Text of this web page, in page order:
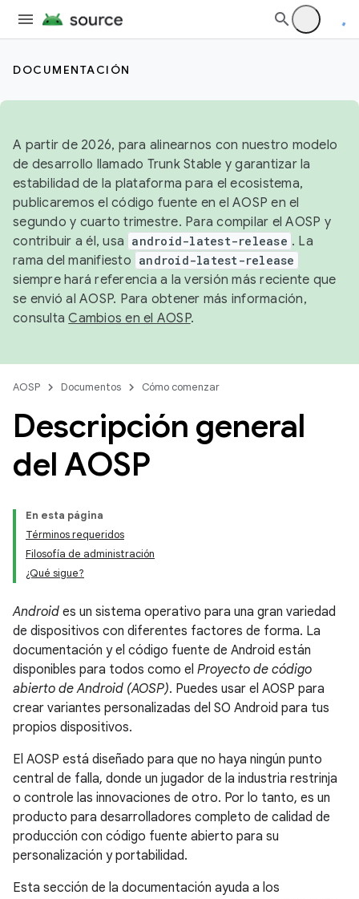
DOCUMENTACIÓN
A partir de 2026, para alinearnos con nuestro modelo
de desarrollo llamado Trunk Stable y garantizar la
estabilidad de la plataforma para el ecosistema,
publicaremos el código fuente en el AOSP en el
segundo y cuarto trimestre. Para compilar el AOSP y
contribuir a él, usa android-latest-release . La
rama del manifiesto android-latest-release
siempre hará referencia a la versión más reciente que
se envió al AOSP. Para obtener más información,
consultaCambios en el AOSP.
AOSP Documentos Cómo comenzar
Descripción general
del AOSP
En esta página
Términos requeridos
Filosofía de administración
¿Qué sigue?
Android es un sistema operativo para una gran variedad
de dispositivos con diferentes factores de forma. La
documentación y el código fuente de Android están
disponibles para todos como el Proyecto de código
abierto de Android (AOSP). Puedes usar el AOSP para
crear variantes personalizadas del SO Android para tus
propios dispositivos.
El AOSP está diseñado para que no haya ningún punto
central de falla, donde un jugador de la industria restrinja
o controle las innovaciones de otro. Por lo tanto, es un
producto para desarrolladores completo de calidad de
producción con código fuente abierto para su
personalización y portabilidad.
Esta sección de la documentación ayuda a los